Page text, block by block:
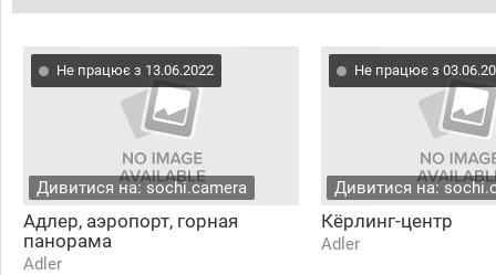
Не працює з 13.06.2022
Дивитися на: sochi.camera
Адлер, аэропорт, горная
панорама
Adler
Не працює з
Дивитися на:
Кёрлинг-центр
Adler